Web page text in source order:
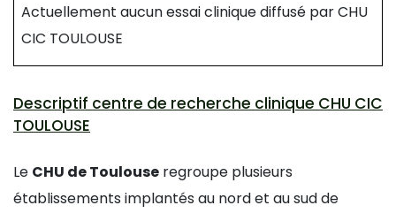
Actuellement aucun essai clinique diffusé par CHU
CIC TOULOUSE
Descriptif centre de recherche clinique CHU CIC
TOULOUSE
Le CHU de Toulouse regroupe plusieurs
établissements implantés au nord et au sud de